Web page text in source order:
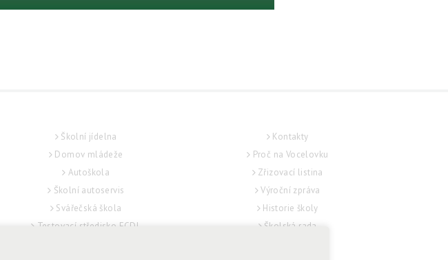
Školní jídelna
Domov mládeže
Autoškola
Školní autoservis
Svářečská škola
Testovací středisko ECDL
Kontakty
Proč na Vocelovku
Zřizovací listina
Výroční zpráva
Historie školy
Školská rada